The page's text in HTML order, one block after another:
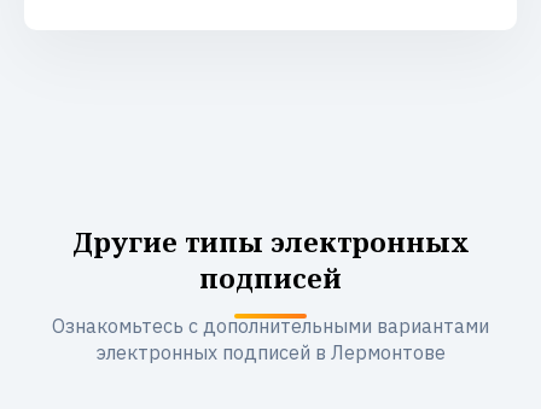
Другие типы электронных
подписей
Ознакомьтесь с дополнительными вариантами
электронных подписей в Лермонтове